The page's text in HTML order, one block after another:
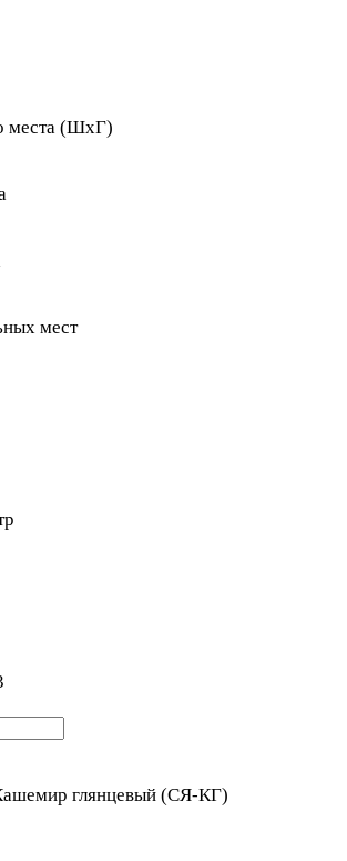
места (ШхГ)
мест
глянцевый (СЯ-КГ)